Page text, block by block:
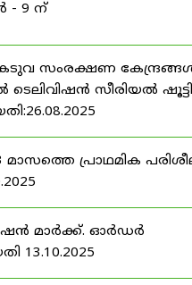
- 9 ന്
കടുവ സംരക്ഷണ
ടെലിവിഷൻ സീരിയൽ
പ്രാഥമിക
മാർക്ക്. ഓർഡർ
13.10.2025